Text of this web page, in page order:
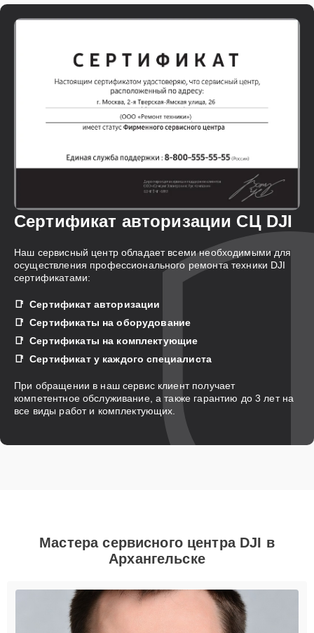
Сертификат авторизации СЦ DJI
Наш сервисный центр обладает всеми необходимыми для
осуществления профессионального ремонта техники DJI
сертификатами:
Сертификат авторизации
Сертификаты на оборудование
Сертификаты на комплектующие
Сертификат у каждого специалиста
При обращении в наш сервис клиент получает
компетентное обслуживание, а также гарантию до 3 лет на
все виды работ и комплектующих.
Мастера сервисного центра DJI в
Архангельске